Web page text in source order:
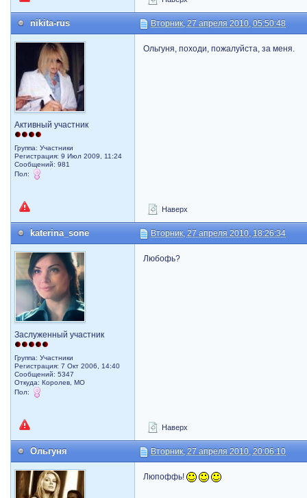
nikita-rus Вторник, 27 апреля 2010, 05:50:48
Активный участник
Группа: Участники
Регистрация: 9 Июл 2009, 11:24
Сообщений: 981
Пол:
Ольгуня, походи, пожалуйста, за меня.
Наверх
katerina_sone Вторник, 27 апреля 2010, 18:26:34
Заслуженный участник
Группа: Участники
Регистрация: 7 Окт 2006, 14:40
Сообщений: 5347
Откуда: Королев, МО
Пол:
Любофь?
Наверх
Ольгуня Вторник, 27 апреля 2010, 20:06:10
Люпоффь!